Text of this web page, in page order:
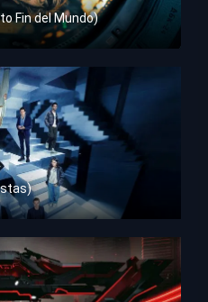
Fin del Mundo)